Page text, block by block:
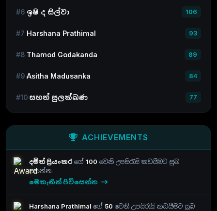
#6 ඉෂි ද සිල්වා 106
#7 Harshana Prathimal 93
#8 Thamod Godakanda 89
#9 Asitha Madusanka 84
#10 සහන් සුලක්ඛණ 77
ACHIEVEMENTS
දමිත් ප්‍රියංකරගේ 100 වෙනි උපසිරැසි කඩයීමට සුබ
පතන්න.
මෙතැනින් පිවිසෙන්න
Harshana Prathimal ගේ 50 වෙනි උපසිරැසි කඩයීමට සුබ